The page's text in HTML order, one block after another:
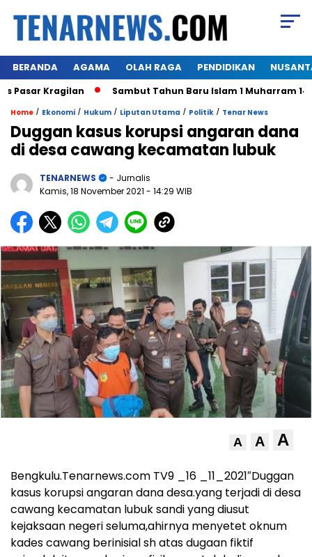
BERANDA AGAMA OLAH RAGA PENDIDIKAN
Kragilan Sambut Tahun Baru Islam 1 Muharram 1445
Home / Ekonomi / Hukum / Liputan Utama / Politik / Tenar News
Duggan kasus korupsi angaran dana
di desa cawang kecamatan lubuk
TENARNEWS
- Jurnalis
Kamis, 18 November 2021 - 14:29 WIB
A A A
Bengkulu.Tenarnews.com TV9 _16 _11_2021″Duggan
kasus korupsi angaran dana desa.yang terjadi di desa
cawang kecamatan lubuk sandi yang diusut
kejaksaan negeri seluma,ahirnya menyetet oknum
kades cawang berinisial sh atas dugaan fiktif